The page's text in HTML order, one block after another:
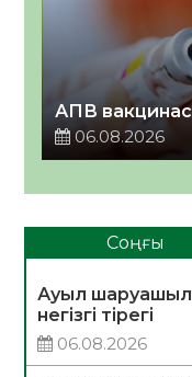
АПВ
06.08.2026
Соңғы
Ауыл
негізгі тірегі
06.08.2026